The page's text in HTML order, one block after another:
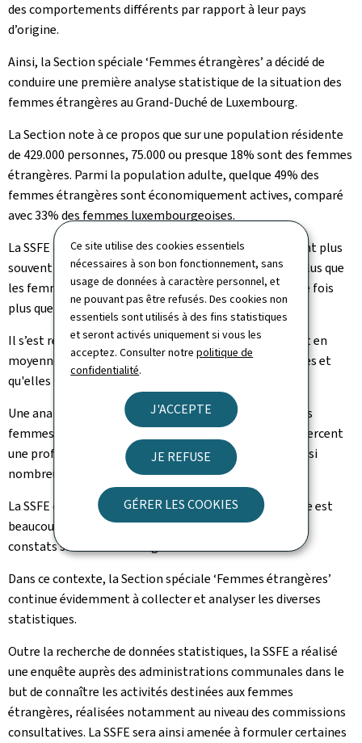
Ce site utilise des cookies essentiels
nécessaires à son bon fonctionnement, sans
usage de données à caractère personnel, et
ne pouvant pas être refusés. Des cookies non
essentiels sont utilisés à des fins statistiques
et seront activés uniquement si vous les
acceptez. Consulter notrepolitique de
confidentialité.
J'ACCEPTE
JE REFUSE
GÉRER LES COOKIES
des comportements différents par rapport à leur pays
d’origine.
Ainsi, la Section spéciale ‘Femmes étrangères’ a décidé de
conduire une première analyse statistique de la situation des
femmes étrangères au Grand-Duché de Luxembourg.
La Section note à ce propos que sur une population résidente
de 429.000 personnes, 75.000 ou presque 18% sont des femmes
étrangères. Parmi la population adulte, quelque 49% des
femmes étrangères sont économiquement actives, comparé
avec 33% des femmes luxembourgeoises.
La SSFE relève en outre que les femmes étrangères sont plus
souvent confrontées au chômage (6,25%) - deux fois plus que
les femmes luxembourgeoises et pratiquement quatre fois
plus que les hommes luxembourgeois.
Il s’est révélé en outre que les femmes étrangères sont en
moyenne plus jeunes que les femmes luxembourgeoises et
qu'elles ont un niveau d’éducation inférieur.
Une analyse plus approfondie a montré que souvent les
femmes étrangères qui ont un poste de cadre ou qui exercent
une profession libérale sont proportionnellement aussi
nombreuses que leurs collègues luxembourgeoises.
La SSFE constate que la population féminine étrangère est
beaucoup moins homogène que ne le relèvent certains
constats sur la société en général.
Dans ce contexte, la Section spéciale ‘Femmes étrangères’
continue évidemment à collecter et analyser les diverses
statistiques.
Outre la recherche de données statistiques, la SSFE a réalisé
une enquête auprès des administrations communales dans le
but de connaître les activités destinées aux femmes
étrangères, réalisées notamment au niveau des commissions
consultatives. La SSFE sera ainsi amenée à formuler certaines